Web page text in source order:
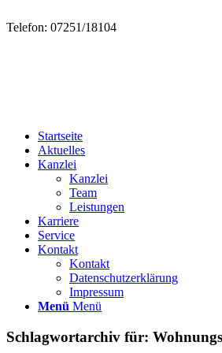
Telefon: 07251/18104
Startseite
Aktuelles
Kanzlei
Kanzlei
Team
Leistungen
Karriere
Service
Kontakt
Kontakt
Datenschutzerklärung
Impressum
Menü Menü
Schlagwortarchiv für: